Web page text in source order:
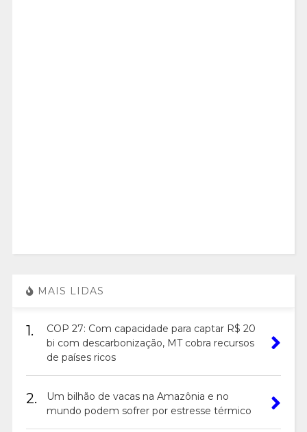
MAIS LIDAS
1.
COP 27: Com capacidade para captar R$ 20
bi com descarbonização, MT cobra recursos
de países ricos
2.
Um bilhão de vacas na Amazônia e no
mundo podem sofrer por estresse térmico